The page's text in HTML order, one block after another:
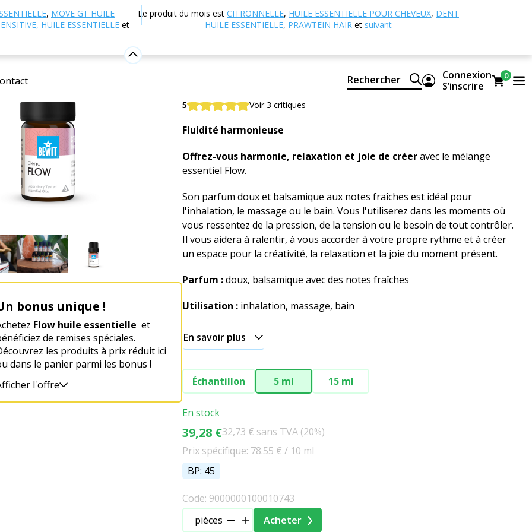
, MOVE GT HUILE
HUILE ESSENTIELLEet
Le produit du mois est CITRONNELLE, HUILE ESSENTIELLE POUR CHEVEUX, DENT
HUILE ESSENTIELLE, PRAWTEIN HAIR et suivant
Rechercher
Connexion
S’inscrire
0
ligne Aromathérapie Huiles essentielles Mélanges d'huiles essentielles Flow huile essentielle
bonus unique !
Flow huile essentielle et
de remises spéciales.
les produits à prix réduit ici
dans le panier parmi les bonus !
l'offre
Mélange d'huiles essentielles CTEO® 100% pures et naturelles
5 Voir 3 critiques
Fluidité harmonieuse
Offrez-vous harmonie, relaxation et joie de créeravec le mélange
essentiel Flow.
Son parfum doux et balsamique aux notes fraîches est idéal pour
l'inhalation, le massage ou le bain. Vous l'utiliserez dans les moments où
vous ressentez de la pression, de la tension ou le besoin de tout contrôler.
Il vous aidera à ralentir, à vous accorder à votre propre rythme et à créer
un espace pour la créativité, la relaxation et la joie du moment présent.
Parfum :doux, balsamique avec des notes fraîches
Utilisation : inhalation, massage, bain
En savoir plus
Échantillon 5 ml 15 ml
En stock
39,28 €32,73 € sans TVA (20%)
Prix spécifique: 78.55 € / 10 ml
BP: 45
Code: 9000000100010743
pièces
Acheter